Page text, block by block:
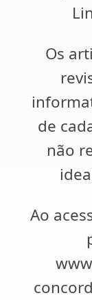
Os
de
não
Ao